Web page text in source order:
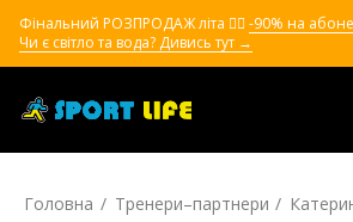
Фінальний РОЗПРОДАЖ літа ❤️‍🔥 -90% на
Чи є світло та вода? Дивись тут →
Головна Тренери–партнери